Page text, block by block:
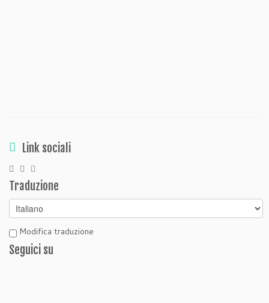
Link sociali
Traduzione
Modifica traduzione
Seguici su